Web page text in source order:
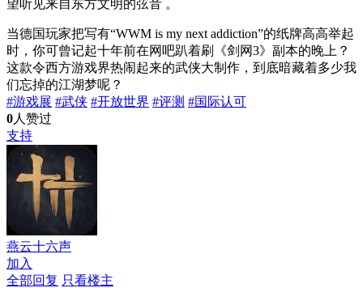
望听见来自东方文明的弦音 。
当德国玩家把写有“WWM is my next addiction”的纸牌高高举起
时，你可曾记起十年前在网吧趴着刷《剑网3》副本的晚上？
这款令西方游戏界热闹起来的武侠大制作，到底暗藏着多少我
们忘掉的江湖梦呢？
#游戏展 #武侠 #开放世界 #评测 #国际认可
0人赞过
支持
燕云十六声
加入
全部回复 只看楼主